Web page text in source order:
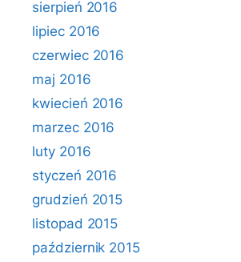
sierpień 2016
lipiec 2016
czerwiec 2016
maj 2016
kwiecień 2016
marzec 2016
luty 2016
styczeń 2016
grudzień 2015
listopad 2015
październik 2015